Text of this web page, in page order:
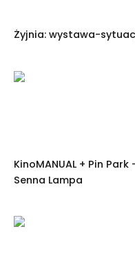
Żyjnia: wystawa-
KinoMANUAL + Pin
Senna Lampa